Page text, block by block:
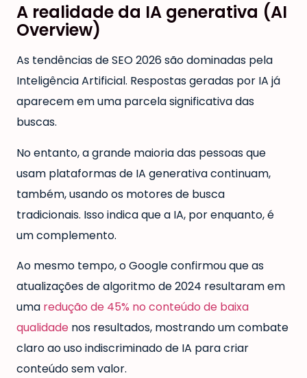
A realidade da IA generativa (AI
Overview)
As tendências de SEO 2026 são dominadas pela
Inteligência Artificial. Respostas geradas por IA já
aparecem em uma parcela significativa das
buscas.
No entanto, a grande maioria das pessoas que
usam plataformas de IA generativa continuam,
também, usando os motores de busca
tradicionais. Isso indica que a IA, por enquanto, é
um complemento.
Ao mesmo tempo, o Google confirmou que as
atualizações de algoritmo de 2024 resultaram em
uma redução de 45% no conteúdo de baixa
qualidade nos resultados, mostrando um combate
claro ao uso indiscriminado de IA para criar
conteúdo sem valor.